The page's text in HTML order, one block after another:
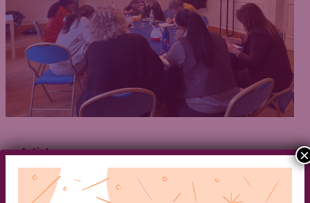
Articles
Reconversion professionnelle à la
suite de la perte d’un proche
×